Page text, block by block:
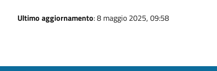
Ultimo aggiornamento: 8 maggio 2025, 09:58